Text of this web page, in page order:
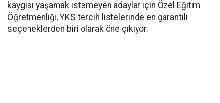
kaygısı yaşamak istemeyen adaylar için Özel Eğitim
Öğretmenliği, YKS tercih listelerinde en garantili
seçeneklerden biri olarak öne çıkıyor.